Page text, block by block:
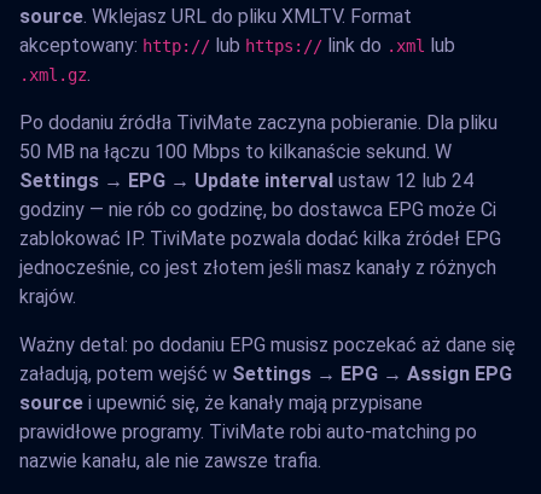
source . Wklejasz URL do pliku XMLTV. Format
akceptowany: http:// lub https:// link do .xml lub
.xml.gz
Po dodaniu źródła TiviMate zaczyna pobieranie. Dla pliku
50 MB na łączu 100 Mbps to kilkanaście sekund. W
Settings → EPG → Update interval ustaw 12 lub 24
godziny — nie rób co godzinę, bo dostawca EPG może Ci
zablokować IP. TiviMate pozwala dodać kilka źródeł EPG
jednocześnie, co jest złotem jeśli masz kanały z różnych
krajów.
Ważny detal: po dodaniu EPG musisz poczekać aż dane się
załadują, potem wejść w Settings → EPG → Assign EPG
source i upewnić się, że kanały mają przypisane
prawidłowe programy. TiviMate robi auto-matching po
nazwie kanału, ale nie zawsze trafia.